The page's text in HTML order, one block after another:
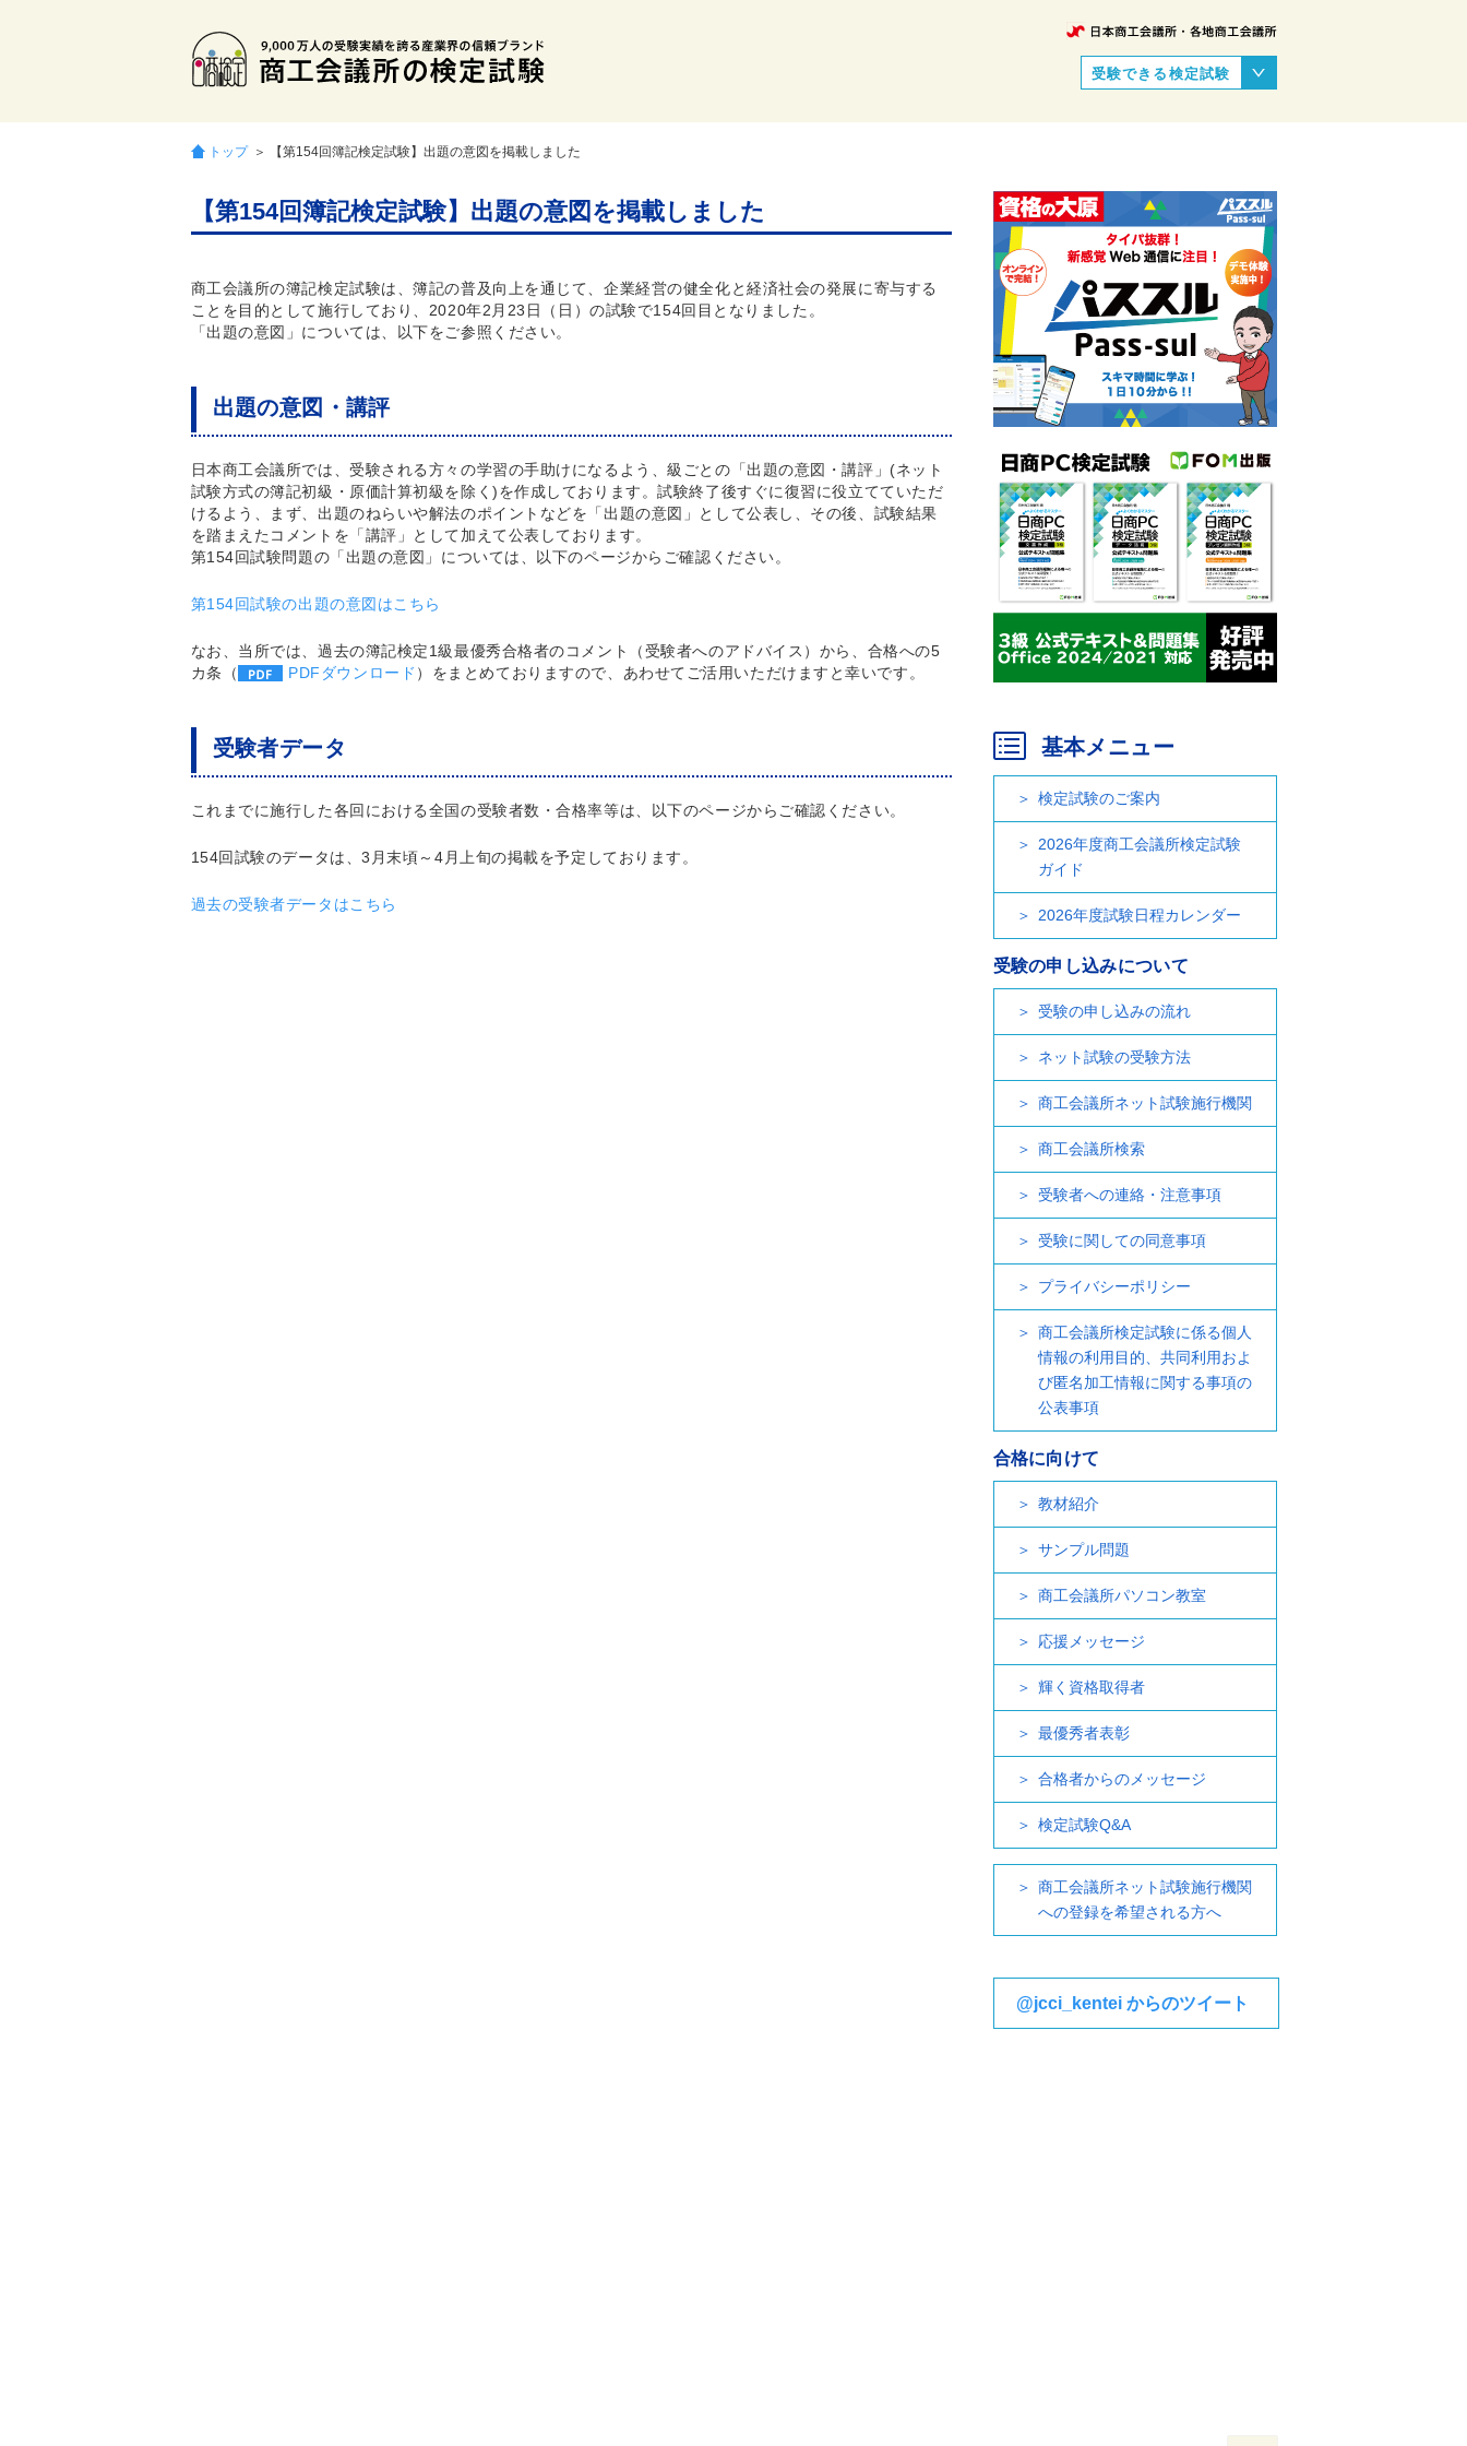
受験できる検定試験
トップ ＞ 【第154回簿記検定試験】出題の意図を掲載しました
【第154回簿記検定試験】出題の意図を掲載しました
商工会議所の簿記検定試験は、簿記の普及向上を通じて、企業経営の健全化と経済社会の発展に寄与する
ことを目的として施行しており、2020年2月23日（日）の試験で154回目となりました。
「出題の意図」については、以下をご参照ください。
出題の意図・講評
日本商工会議所では、受験される方々の学習の手助けになるよう、級ごとの「出題の意図・講評」(ネット
試験方式の簿記初級・原価計算初級を除く)を作成しております。試験終了後すぐに復習に役立てていただ
けるよう、まず、出題のねらいや解法のポイントなどを「出題の意図」として公表し、その後、試験結果
を踏まえたコメントを「講評」として加えて公表しております。
第154回試験問題の「出題の意図」については、以下のページからご確認ください。
第154回試験の出題の意図はこちら
なお、当所では、過去の簿記検定1級最優秀合格者のコメント（受験者へのアドバイス）から、合格への5
カ条（
PDFダウンロード ）をまとめておりますので、あわせてご活用いただけますと幸いです。
受験者データ
これまでに施行した各回における全国の受験者数・合格率等は、以下のページからご確認ください。
154回試験のデータは、3月末頃～4月上旬の掲載を予定しております。
過去の受験者データはこちら
基本メニュー
検定試験のご案内
2026年度商工会議所検定試験
ガイド
2026年度試験日程カレンダー
受験の申し込みについて
受験の申し込みの流れ
ネット試験の受験方法
商工会議所ネット試験施行機関
商工会議所検索
受験者への連絡・注意事項
受験に関しての同意事項
プライバシーポリシー
商工会議所検定試験に係る個人
情報の利用目的、共同利用およ
び匿名加工情報に関する事項の
公表事項
合格に向けて
教材紹介
サンプル問題
商工会議所パソコン教室
応援メッセージ
輝く資格取得者
最優秀者表彰
合格者からのメッセージ
検定試験Q&A
商工会議所ネット試験施行機関
への登録を希望される方へ
@jcci_kentei からのツイート